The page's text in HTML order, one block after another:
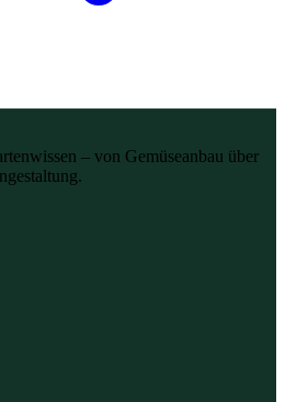
– von Gemüseanbau über